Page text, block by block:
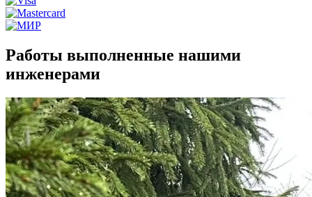
Работы выполненные нашими
инженерами